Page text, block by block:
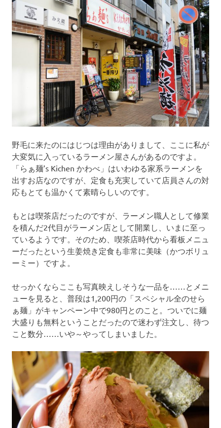
野毛に来たのにはじつは理由がありまして、ここに私が
大変気に入っているラーメン屋さんがあるのですよ。
「らぁ麺’s Kichen かわべ」はいわゆる家系ラーメンを
出すお店なのですが、定食も充実していて店員さんの対
応もとても温かくて素晴らしいのです。
もとは喫茶店だったのですが、ラーメン職人として修業
を積んだ2代目がラーメン店として開業し、いまに至っ
ているようです。そのため、喫茶店時代から看板メニュ
ーだったという生姜焼き定食も非常に美味（かつボリュ
ーミー）ですよ。
せっかくならここも写真映えしそうな一品を……とメニ
ューを見ると、普段は1,200円の「スペシャル全のせら
ぁ麺」がキャンペーン中で980円とのこと。ついでに麺
大盛りも無料ということだったので迷わず注文し、待つ
こと数分……いや～やってしまいました。